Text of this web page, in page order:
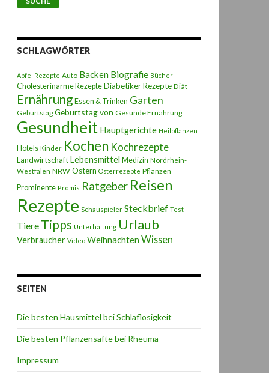
SCHLAGWÖRTER
Apfel Rezepte Auto Backen Biografie Bücher
Cholesterinarme Rezepte Diabetiker Rezepte Diät
Ernährung Essen & Trinken Garten
Geburtstag Geburtstag von Gesunde Ernährung
Gesundheit Hauptgerichte Heilpflanzen
Hotels Kinder Kochen Kochrezepte
LandwirtschaftLebensmittel Medizin Nordrhein-
Westfalen NRW Ostern Osterrezepte Pflanzen
Prominente Promis Ratgeber Reisen
Rezepte Schauspieler Steckbrief Test
Tiere Tipps Unterhaltung Urlaub
Verbraucher Video Weihnachten Wissen
SEITEN
Die besten Hausmittel bei Schlaflosigkeit
Die besten Pflanzensäfte bei Rheuma
Impressum